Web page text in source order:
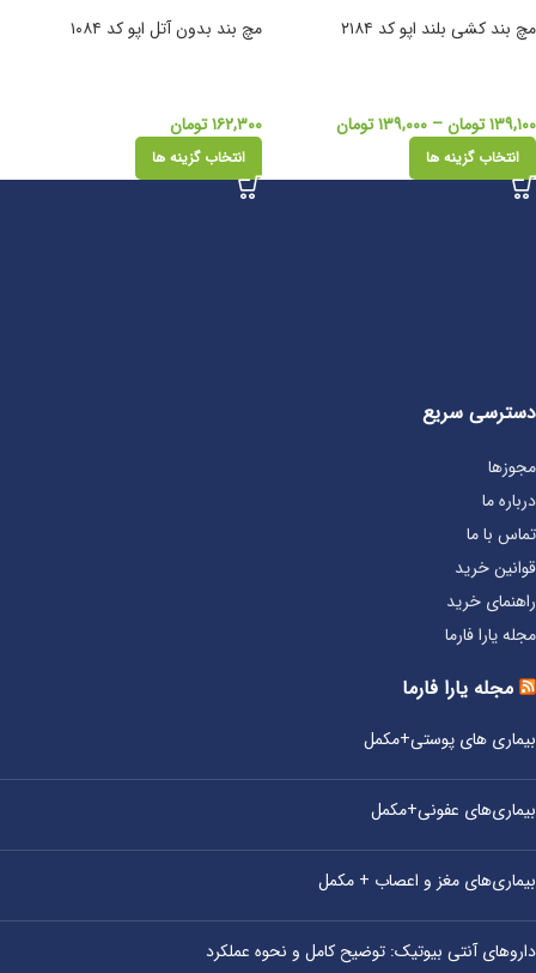
مچ بند کشی بلند اپو کد ۲۱۸۴
۱۳۹,۱۰۰تومان– ۱۳۹,۰۰۰تومان
انتخاب گزینه ها
مچ بند بدون آتل اپو کد ۱۰۸۴
۱۶۲,۳۰۰تومان
انتخاب گزینه ها
دسترسی سریع
مجوزها
درباره ما
تماس با ما
قوانین خرید
راهنمای خرید
مجله یارا فارما
مجله یارا فارما
بیماری‌ های پوستی+مکمل
بیماری‌های عفونی+مکمل
بیماری‌های مغز و اعصاب + مکمل
داروهای آنتی‌ بیوتیک: توضیح کامل و نحوه عملکرد